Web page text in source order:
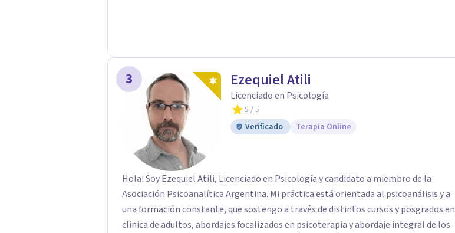
3 Ezequiel Atili
Licenciado en Psicología
5 / 5
Verificado
Terapia Online
Hola! Soy Ezequiel Atili, Licenciado en Psicología y candidato a miembro de la
Asociación Psicoanalítica Argentina. Mi práctica está orientada al psicoanálisis y a
una formación constante, que sostengo a través de distintos cursos y posgrados en
clínica de adultos, abordajes focalizados en psicoterapia y abordaje integral de los